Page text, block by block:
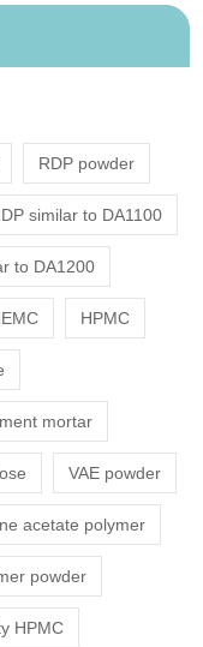
RDP powder
similar to DA1100
to DA1200
HPMC
mortar
VAE powder
acetate polymer
powder
HPMC